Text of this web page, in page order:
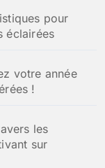
pour
éclairées
votre année
!
les
sur